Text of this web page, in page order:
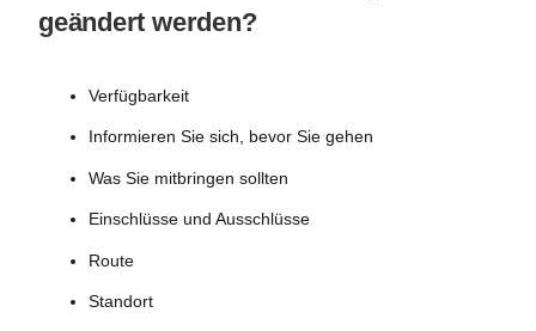
geändert werden?
Verfügbarkeit
Informieren Sie sich, bevor Sie gehen
Was Sie mitbringen sollten
Einschlüsse und Ausschlüsse
Route
Standort